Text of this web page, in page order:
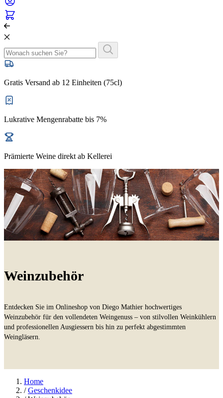
Gratis Versand ab 12 Einheiten (75cl)
Lukrative Mengenrabatte bis 7%
Prämierte Weine direkt ab Kellerei
Weinzubehör
Entdecken Sie im Onlineshop von Diego Mathier hochwertiges
Weinzubehör für den vollendeten Weingenuss – von stilvollen Weinkühlern
und professionellen Ausgiessern bis hin zu perfekt abgestimmten
Weingläsern.
Home
/ Geschenkidee